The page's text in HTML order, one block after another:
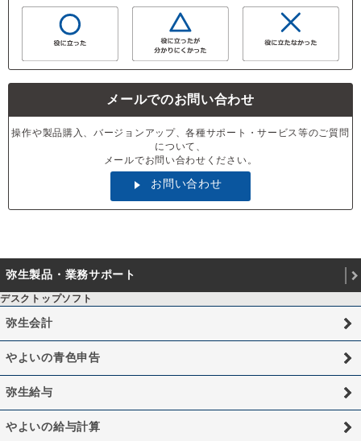
メールでのお問い合わせ
操作や製品購入、バージョンアップ、各種サポート・サービス等のご質問
について、
メールでお問い合わせください。
お問い合わせ
弥生製品・業務サポート
デスクトップソフト
弥生会計
やよいの青色申告
弥生給与
やよいの給与計算